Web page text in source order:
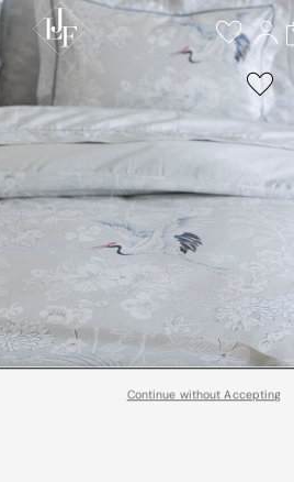
Continue without Accepting